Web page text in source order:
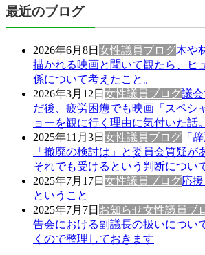
最近のブログ
2026年6月8日 女性議員ブログ木や
描かれる映画と聞いて観たら、ヒ
係について考えたこと。
2026年3月12日 女性議員ブログ議
だ後、疲労困憊でも映画「スペシ
ョーを観に行く理由に気付いた話。
2025年11月3日 女性議員ブログ 「
「撤廃の検討は」と委員会質疑が
それでも受けるという判断につい
2025年7月17日 女性議員ブログ応
ということ
2025年7月7日 お知らせ女性議員ブ
告会における副議長の扱いについ
くので整理しておきます